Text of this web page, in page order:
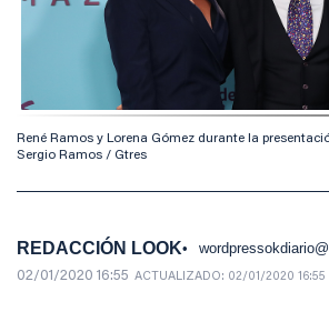
René Ramos y Lorena Gómez durante la
Sergio Ramos / Gtres
REDACCIÓN LOOK
02/01/2020 16:55 ACTUALIZADO: 02/01/2020 16:55